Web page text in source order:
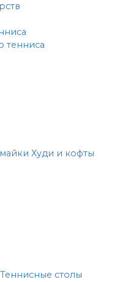
тенниса
Худи и кофты
Теннисные столы